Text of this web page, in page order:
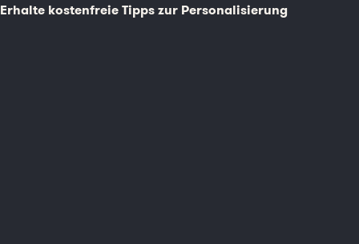
Erhalte kostenfreie Tipps zur Personalisierung